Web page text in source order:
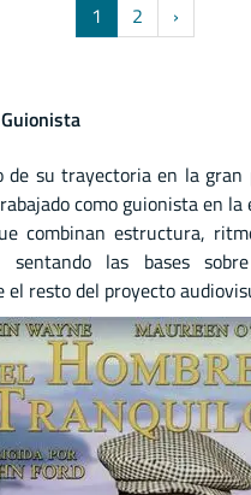
1 2 ›
de su trayectoria en la gran
como guionista en la
combinan estructura,
sentando las bases
el resto del proyecto